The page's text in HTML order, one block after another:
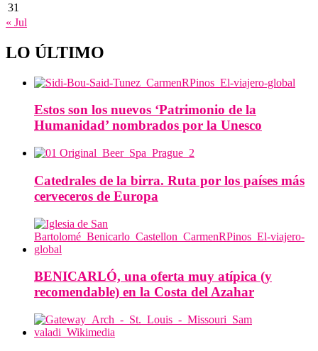
31
« Jul
LO ÚLTIMO
Estos son los nuevos ‘Patrimonio de la
Humanidad’ nombrados por la Unesco
Catedrales de la birra. Ruta por los países más
cerveceros de Europa
BENICARLÓ, una oferta muy atípica (y
recomendable) en la Costa del Azahar